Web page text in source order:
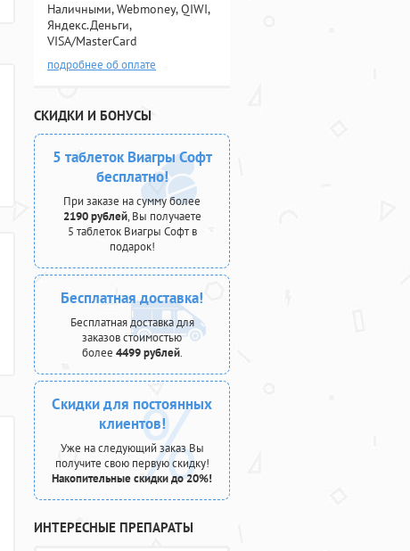
Наличными, Webmoney, QIWI,
Яндекс.Деньги,
VISA/MasterCard
подробнее об оплате
СКИДКИ И БОНУСЫ
5 таблеток Виагры Софт
бесплатно!
При заказе на сумму более
2190 рублей, Вы получаете
5 таблеток Виагры Софт в
подарок!
Бесплатная доставка!
Бесплатная доставка для
заказов стоимостью
более 4499 рублей.
Скидки для постоянных
клиентов!
Уже на следующий заказ Вы
получите свою первую скидку!
Накопительные скидки до 20%!
ИНТЕРЕСНЫЕ ПРЕПАРАТЫ